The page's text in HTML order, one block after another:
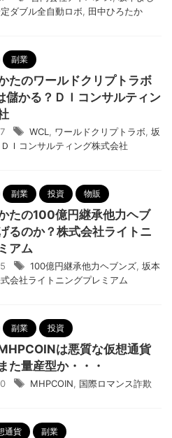
ダブル全自動ロボ 田中ひろたか
副業
たのワールドクリプトラボ
儲かる？ＤＩコンサルティン
WCL ワールドクリプトラボ 坂
ＤＩコンサルティング株式会社
副業 投資 物販
たの100億円継承他力ヘブ
るのか？株式会社ライトニ
アム
100億円継承他力ヘブンズ 坂本
会社ライトニングプレミアム
副業 投資
は悪質な仮想通貨
た量産型か・・・
MHPCOIN 国際ロマンス詐欺
通貨 副業